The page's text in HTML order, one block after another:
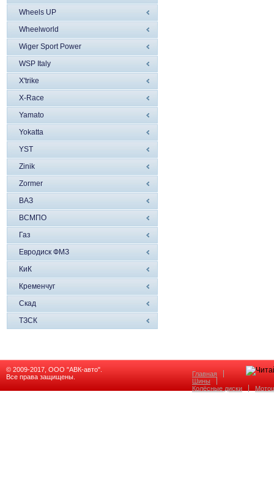
Wheels UP
Wheelworld
Wiger Sport Power
WSP Italy
X'trike
X-Race
Yamato
Yokatta
YST
Zinik
Zormer
ВАЗ
ВСМПО
Газ
Евродиск ФМЗ
КиК
Кременчуг
Скад
ТЗСК
© 2009-2017, ООО "АВК-авто".
Все права защищены.
Главная
Шины
Колёсные диски